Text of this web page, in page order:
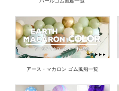
アース・マカロン ゴム風船一覧